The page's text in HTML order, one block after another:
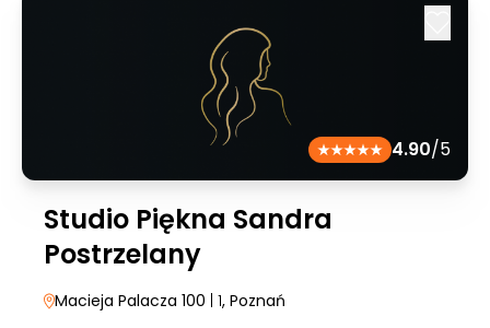
4.90/5
Studio Piękna Sandra
Postrzelany
Macieja Palacza 100 | 1, Poznań